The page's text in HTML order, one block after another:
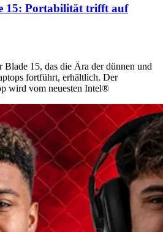
15: Portabilität trifft auf
Blade 15, das die Ära der dünnen und
fortführt, erhältlich. Der
wird vom neuesten Intel®